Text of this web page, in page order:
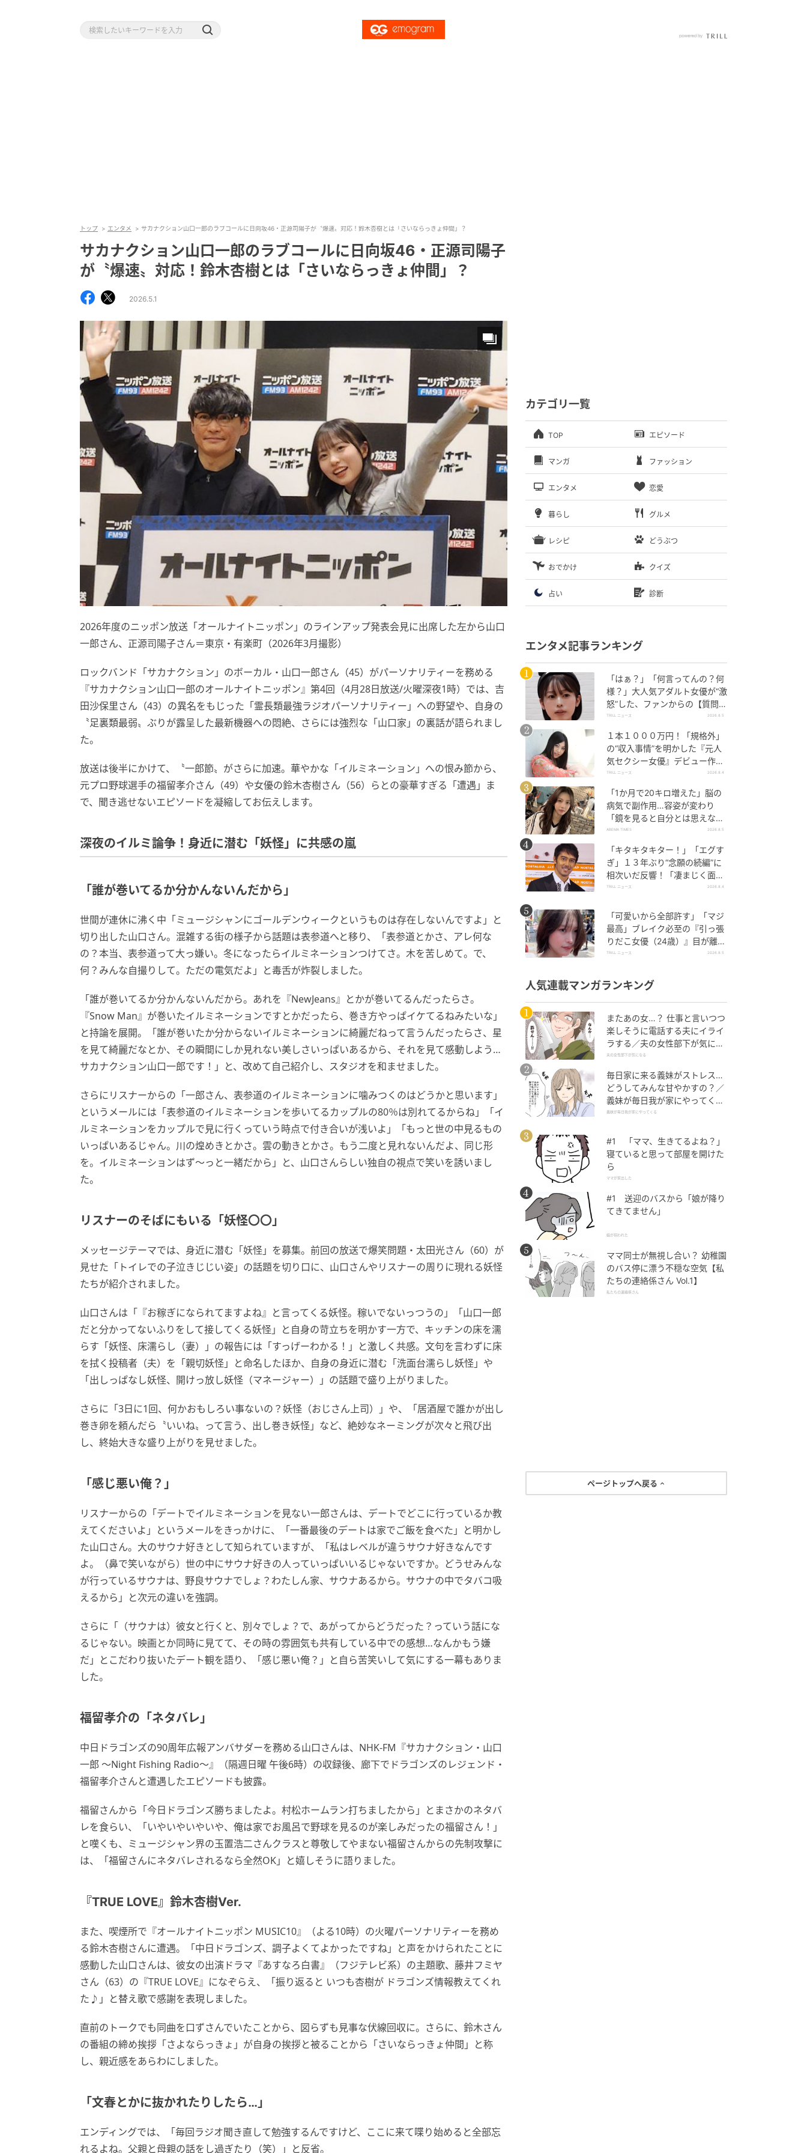
トップ エンタメ サカナクション山口一郎のラブコールに日向坂46・正源司陽子が〝爆速〟対応！鈴木杏樹とは「さいならっきょ仲間」？
サカナクション山口一郎のラブコールに日向坂46・正源司陽子
が〝爆速〟対応！鈴木杏樹とは「さいならっきょ仲間」？
2026.5.1
2026年度のニッポン放送「オールナイトニッポン」のラインアップ発表会見に出席した左から山口
一郎さん、正源司陽子さん＝東京・有楽町（2026年3月撮影）
ロックバンド「サカナクション」のボーカル・山口一郎さん（45）がパーソナリティーを務める
『サカナクション山口一郎のオールナイトニッポン』第4回（4月28日放送/火曜深夜1時）では、吉
田沙保里さん（43）の異名をもじった「霊長類最強ラジオパーソナリティー」への野望や、自身の
〝足裏類最弱〟ぶりが露呈した最新機器への悶絶、さらには強烈な「山口家」の裏話が語られまし
た。
放送は後半にかけて、〝一郎節〟がさらに加速。華やかな「イルミネーション」への恨み節から、
元プロ野球選手の福留孝介さん（49）や女優の鈴木杏樹さん（56）らとの豪華すぎる「遭遇」ま
で、聞き逃せないエピソードを凝縮してお伝えします。
深夜のイルミ論争！身近に潜む「妖怪」に共感の嵐
「誰が巻いてるか分かんないんだから」
世間が連休に沸く中「ミュージシャンにゴールデンウィークというものは存在しないんですよ」と
切り出した山口さん。混雑する街の様子から話題は表参道へと移り、「表参道とかさ、アレ何な
の？本当、表参道って大っ嫌い。冬になったらイルミネーションつけてさ。木を苦しめて。で、
何？みんな自撮りして。ただの電気だよ」と毒舌が炸裂しました。
「誰が巻いてるか分かんないんだから。あれを『NewJeans』とかが巻いてるんだったらさ。
『Snow Man』が巻いたイルミネーションですとかだったら、巻き方やっぱイケてるねみたいな」
と持論を展開。「誰が巻いたか分からないイルミネーションに綺麗だねって言うんだったらさ、星
を見て綺麗だなとか、その瞬間にしか見れない美しさいっぱいあるから、それを見て感動しよう…
サカナクション山口一郎です！」と、改めて自己紹介し、スタジオを和ませました。
さらにリスナーからの「一郎さん、表参道のイルミネーションに噛みつくのはどうかと思います」
というメールには「表参道のイルミネーションを歩いてるカップルの80％は別れてるからね」「イ
ルミネーションをカップルで見に行くっていう時点で付き合いが浅いよ」「もっと世の中見るもの
いっぱいあるじゃん。川の煌めきとかさ。雲の動きとかさ。もう二度と見れないんだよ、同じ形
を。イルミネーションはず～っと一緒だから」と、山口さんらしい独自の視点で笑いを誘いまし
た。
リスナーのそばにもいる「妖怪〇〇」
メッセージテーマでは、身近に潜む「妖怪」を募集。前回の放送で爆笑問題・太田光さん（60）が
見せた「トイレでの子泣きじじい姿」の話題を切り口に、山口さんやリスナーの周りに現れる妖怪
たちが紹介されました。
山口さんは「『お稼ぎになられてますよね』と言ってくる妖怪。稼いでないっつうの」「山口一郎
だと分かってないふりをして接してくる妖怪」と自身の苛立ちを明かす一方で、キッチンの床を濡
らす「妖怪、床濡らし（妻）」の報告には「すっげーわかる！」と激しく共感。文句を言わずに床
を拭く投稿者（夫）を「親切妖怪」と命名したほか、自身の身近に潜む「洗面台濡らし妖怪」や
「出しっぱなし妖怪、開けっ放し妖怪（マネージャー）」の話題で盛り上がりました。
さらに「3日に1回、何かおもしろい事ないの？妖怪（おじさん上司）」や、「居酒屋で誰かが出し
巻き卵を頼んだら〝いいね〟って言う、出し巻き妖怪」など、絶妙なネーミングが次々と飛び出
し、終始大きな盛り上がりを見せました。
「感じ悪い俺？」
リスナーからの「デートでイルミネーションを見ない一郎さんは、デートでどこに行っているか教
えてくださいよ」というメールをきっかけに、「一番最後のデートは家でご飯を食べた」と明かし
た山口さん。大のサウナ好きとして知られていますが、「私はレベルが違うサウナ好きなんです
よ。（鼻で笑いながら）世の中にサウナ好きの人っていっぱいいるじゃないですか。どうせみんな
が行っているサウナは、野良サウナでしょ？わたしん家、サウナあるから。サウナの中でタバコ吸
えるから」と次元の違いを強調。
さらに「（サウナは）彼女と行くと、別々でしょ？で、あがってからどうだった？っていう話にな
るじゃない。映画とか同時に見てて、その時の雰囲気も共有している中での感想…なんかもう嫌
だ」とこだわり抜いたデート観を語り、「感じ悪い俺？」と自ら苦笑いして気にする一幕もありま
した。
福留孝介の「ネタバレ」
中日ドラゴンズの90周年広報アンバサダーを務める山口さんは、NHK-FM『サカナクション・山口
一郎 〜Night Fishing Radio〜』（隔週日曜 午後6時）の収録後、廊下でドラゴンズのレジェンド・
福留孝介さんと遭遇したエピソードも披露。
福留さんから「今日ドラゴンズ勝ちましたよ。村松ホームラン打ちましたから」とまさかのネタバ
レを食らい、「いやいやいやいや、俺は家でお風呂で野球を見るのが楽しみだったの福留さん！」
と嘆くも、ミュージシャン界の玉置浩二さんクラスと尊敬してやまない福留さんからの先制攻撃に
は、「福留さんにネタバレされるなら全然OK」と嬉しそうに語りました。
『TRUE LOVE』鈴木杏樹Ver.
また、喫煙所で『オールナイトニッポン MUSIC10』（よる10時）の火曜パーソナリティーを務め
る鈴木杏樹さんに遭遇。「中日ドラゴンズ、調子よくてよかったですね」と声をかけられたことに
感動した山口さんは、彼女の出演ドラマ『あすなろ白書』（フジテレビ系）の主題歌、藤井フミヤ
さん（63）の『TRUE LOVE』になぞらえ、「振り返ると いつも杏樹が ドラゴンズ情報教えてくれ
た♪」と替え歌で感謝を表現しました。
直前のトークでも同曲を口ずさんでいたことから、図らずも見事な伏線回収に。さらに、鈴木さん
の番組の締め挨拶「さよならっきょ」が自身の挨拶と被ることから「さいならっきょ仲間」と称
し、親近感をあらわにしました。
「文春とかに抜かれたりしたら…」
エンディングでは、「毎回ラジオ聞き直して勉強するんですけど、ここに来て喋り始めると全部忘
れるよね。父親と母親の話をし過ぎたり（笑）」と反省。
カテゴリ一覧
TOP エピソード
マンガ ファッション
エンタメ 恋愛
暮らし グルメ
レシピ どうぶつ
おでかけ クイズ
占い 診断
エンタメ記事ランキング
「はぁ？」「何言ってんの？何
様？」大人気アダルト女優が“激
怒”した、ファンからの【質問】
とは
TRILL ニュース 2026.8.5
１本１０００万円！「規格外」
の“収入事情”を明かした『元人
気セクシー女優』デビュー作
が“１０万本”を記録した逸材
TRILL ニュース 2026.8.4
「1か月で20キロ増えた」脳の
病気で副作用…容姿が変わり
「鏡を見ると自分とは思えなか
った」壮絶な闘病生活明かす
ABEMA TIMES 2026.8.5
「キタキタキター！」「エグす
ぎ」１３年ぶり“念願の続編”に
相次いだ反響！「凄まじく面白
い」“賞 総なめ”『伝説級ドラ
TRILL ニュース 2026.8.4
「可愛いから全部許す」「マジ
最高」ブレイク必至の『引っ張
りだこ女優（24歳）』目が離せ
ない“圧巻ショット”に「か、か
TRILL ニュース 2026.8.5
人気連載マンガランキング
またあの女…？ 仕事と言いつつ
楽しそうに電話する夫にイライ
ラする／夫の女性部下が気にな
る（1）【夫婦の危機 まんが】
夫の女性部下が気になる
毎日家に来る義妹がストレス…
どうしてみんな甘やかすの？／
義妹が毎日我が家にやってくる
（1）【義父母がシンドイんで
義妹が毎日我が家にやってくる
#1 「ママ、生きてるよね？」
寝ていると思って部屋を開けた
ら
ママが家出した
#1 送迎のバスから「娘が降り
てきてません」
娘が拐われた
ママ同士が無視し合い？ 幼稚園
のバス停に漂う不穏な空気【私
たちの連絡係さん Vol.1】
私たちの連絡係さん
ページトップへ戻る